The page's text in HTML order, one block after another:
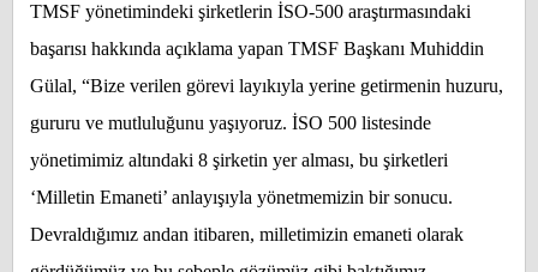
TMSF yönetimindeki şirketlerin İSO-500 araştırmasındaki
başarısı hakkında açıklama yapan TMSF Başkanı Muhiddin
Gülal, “Bize verilen görevi layıkıyla yerine getirmenin huzuru,
gururu ve mutluluğunu yaşıyoruz. İSO 500 listesinde
yönetimimiz altındaki 8 şirketin yer alması, bu şirketleri
‘Milletin Emaneti’ anlayışıyla yönetmemizin bir sonucu.
Devraldığımız andan itibaren, milletimizin emaneti olarak